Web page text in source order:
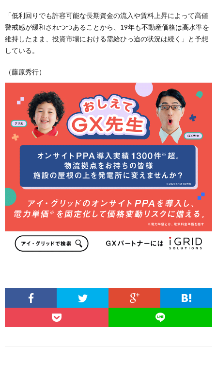
「低利回りでも許容可能な長期資金の流入や賃料上昇によって高値
警戒感が緩和されつつあることから、19年も不動産価格は高水準を
維持したまま、投資市場における需給ひっ迫の状況は続く」と予想
している。
（藤原秀行）